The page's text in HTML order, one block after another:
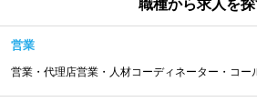
職種から求人を
営業
営業・代理店営業・人材コーディネーター・コー